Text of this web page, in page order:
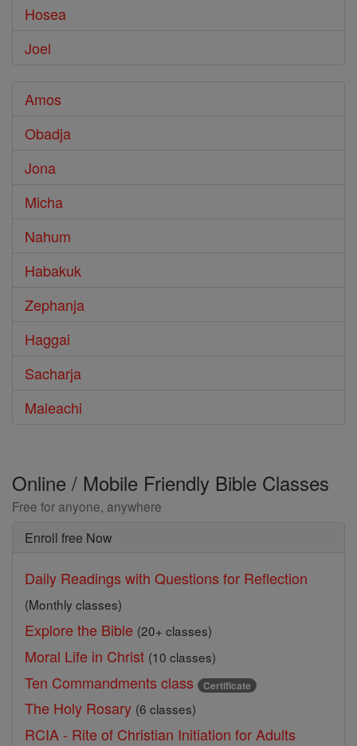
Hosea
Joel
Amos
Obadja
Jona
Micha
Nahum
Habakuk
Zephanja
Haggai
Sacharja
Maleachi
Online / Mobile Friendly Bible Classes
Free for anyone, anywhere
Enroll free Now
Daily Readings with Questions for Reflection
(Monthly classes)
Explore the Bible (20+ classes)
Moral Life in Christ (10 classes)
Ten Commandments class Certificate
The Holy Rosary (6 classes)
RCIA - Rite of Christian Initiation for Adults